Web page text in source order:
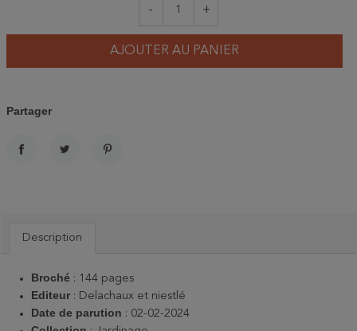
- +
AJOUTER AU PANIER
Partager
Description
Broché : 144 pages
Editeur : Delachaux et niestlé
Date de parution : 02-02-2024